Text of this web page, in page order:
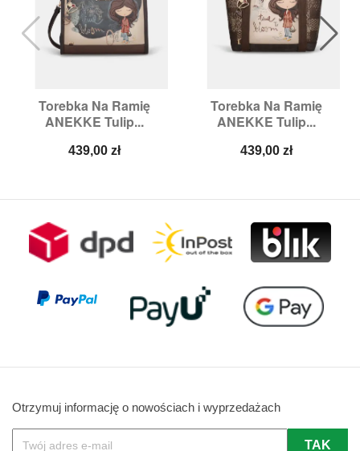
Torebka Na Ramię
ANEKKE Tulip...
Cena
439,00 zł
Torebka Na Ramię
ANEKKE Tulip...
Cena
439,00 zł
Otrzymuj informację o nowościach i wyprzedażach